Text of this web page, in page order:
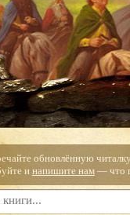
обновлённую
и напишите нам — что